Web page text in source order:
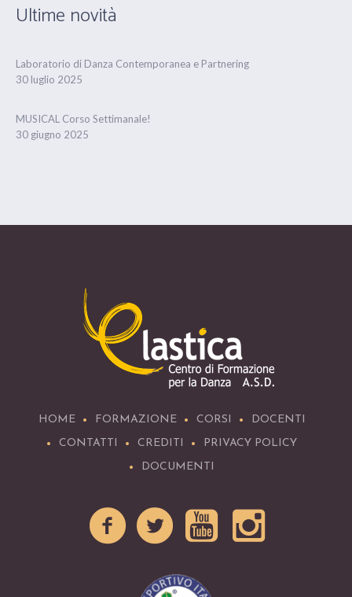
Ultime novità
Laboratorio di Danza Contemporanea e Partnering
30 luglio 2025
MUSICAL Corso Settimanale!
30 giugno 2025
HOME FORMAZIONE CORSI
DOCENTI
CONTATTI
CREDITI
PRIVACY POLICY
DOCUMENTI